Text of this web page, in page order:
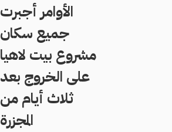
الأوامر أجبرت
جميع سكان
مشروع بيت لاهيا
على الخروج بعد
ثلاث أيام من
المجزرة